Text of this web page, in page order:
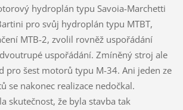
hydroplán typu Savoia-Marchetti
pro svůj hydroplán typu MTBT,
MTB-2, zvolil rovněž uspořádání
uspořádání. Zmíněný stroj ale
pro šest motorů typu M-34. Ani jeden ze
se nakonec realizace nedočkal.
skutečnost, že byla stavba tak